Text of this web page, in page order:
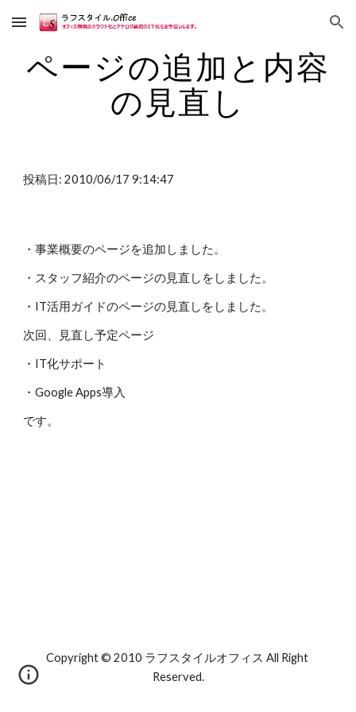
Skip to main content Skip to navigation
ページの追加と内容
の見直し
投稿日: 2010/06/17 9:14:47
・事業概要のページを追加しました。
・スタッフ紹介のページの見直しをしました。
・IT活用ガイドのページの見直しをしました。
次回、見直し予定ページ
・IT化サポート
・Google Apps導入
です。
Copyright © 2010 ラフスタイルオフィス All Right
Reserved.